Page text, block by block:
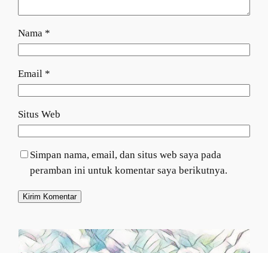
Nama *
Email *
Situs Web
Simpan nama, email, dan situs web saya pada
peramban ini untuk komentar saya berikutnya.